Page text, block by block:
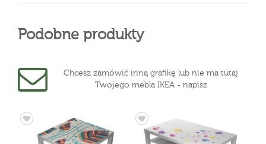
Podobne produkty
Chcesz zamówić inną grafikę lub nie ma tutaj
Twojego mebla IKEA - napisz